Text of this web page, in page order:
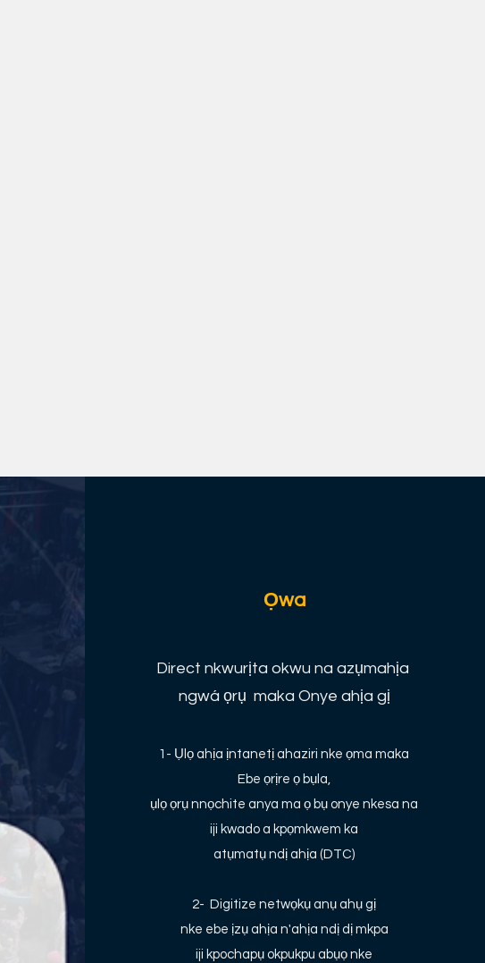
Ọwa
Direct nkwurịta okwu na azụmahịa
ngwá ọrụ maka Onye ahịa gị
1- Ụlọ ahịa ịntanetị ahaziri nke ọma maka
Ebe ọrịre ọ bụla,
ụlọ ọrụ nnọchite anya ma ọ bụ onye nkesa na
iji kwado a kpọmkwem ka
atụmatụ ndị ahịa (DTC)
2- Digitize netwọkụ anụ ahụ gị
nke ebe ịzụ ahịa n'ahịa ndị dị mkpa
iji kpochapụ okpukpu abụọ nke